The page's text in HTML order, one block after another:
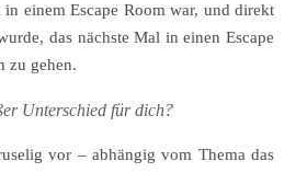
einem Escape Room war, und direkt
das nächste Mal in einen Escape
zu gehen.
Unterschied für dich?
vor – abhängig vom Thema das